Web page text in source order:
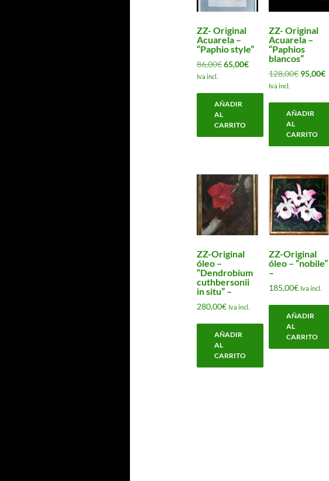
ZZ- Original
Acuarela –
“Paphio style”
86,00€El
era:
65,00€El
precio
actual
Iva incl.
AÑADIR
AL
CARRITO
ZZ- Original
Acuarela –
“Paphios
blancos”
128,00€ El
95,00€El
Iva incl.
AÑADIR
AL
CARRITO
ZZ-Original
óleo –
“Dendrobium
cuthbersonii
in situ” –
280,00€ Iva incl.
AÑADIR
AL
CARRITO
ZZ-Original
óleo – “nobile”
–
185,00€ Iva incl.
AÑADIR
AL
CARRITO